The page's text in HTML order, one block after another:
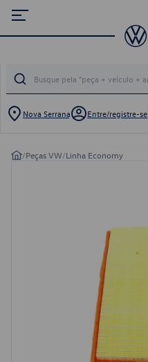
Nova Serrana Entre/registre-se
/Peças VW/Linha Economy